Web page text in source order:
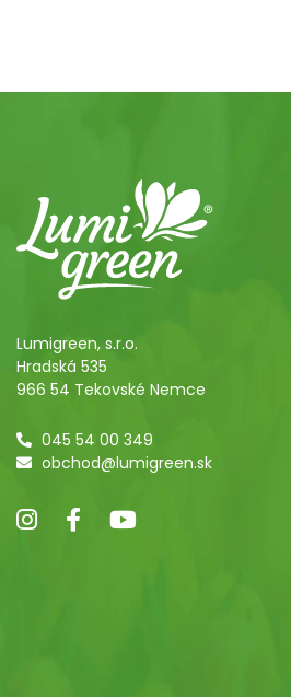
Lumigreen, s.r.o.
Hradská 535
966 54 Tekovské Nemce
045 54 00 349
obchod@lumigreen.sk